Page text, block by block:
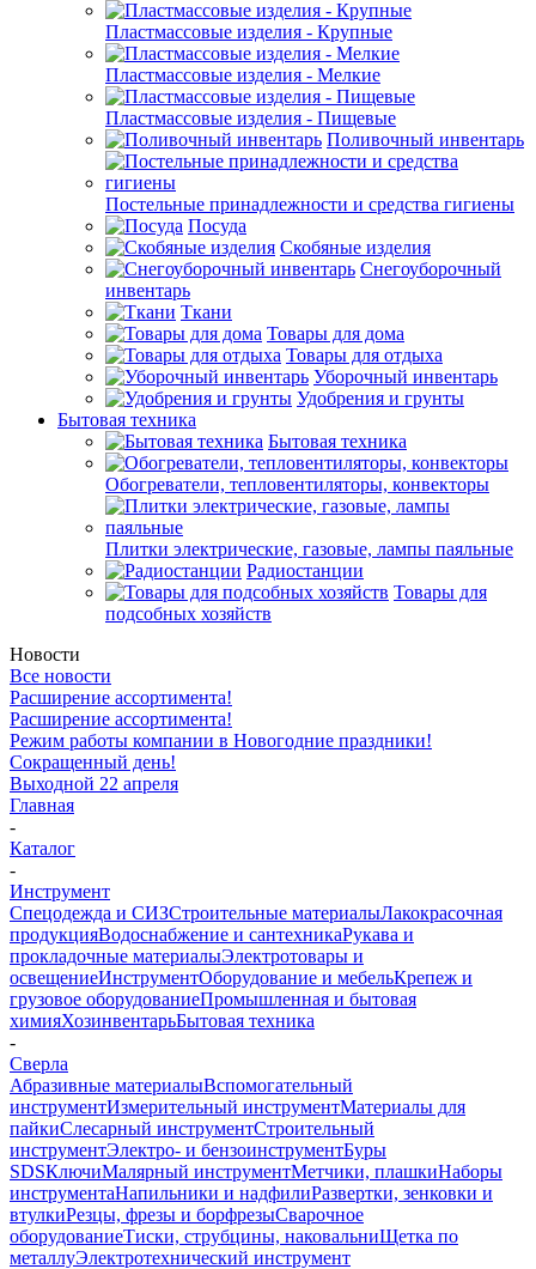
Пластмассовые изделия - Крупные
Пластмассовые изделия - Мелкие
Пластмассовые изделия - Пищевые
Поливочный инвентарь
Постельные принадлежности и средства гигиены
Посуда
Скобяные изделия
Снегоуборочный
инвентарь
Ткани
Товары для дома
Товары для отдыха
Уборочный инвентарь
Удобрения и грунты
Бытовая техника
Бытовая техника
Обогреватели, тепловентиляторы, конвекторы
Плитки электрические, газовые, лампы паяльные
Радиостанции
Товары для
подсобных хозяйств
Новости
Все новости
Расширение ассортимента!
Расширение ассортимента!
Режим работы компании в Новогодние праздники!
Сокращенный день!
Выходной 22 апреля
Главная
-
Каталог
-
Инструмент
Спецодежда и СИЗСтроительные материалыЛакокрасочная
продукцияВодоснабжение и сантехникаРукава и
прокладочные материалыЭлектротовары и
освещениеИнструментОборудование и мебельКрепеж и
грузовое оборудованиеПромышленная и бытовая
химияХозинвентарьБытовая техника
-
Сверла
Абразивные материалыВспомогательный
инструментИзмерительный инструментМатериалы для
пайкиСлесарный инструментСтроительный
инструментЭлектро- и бензоинструментБуры
SDSКлючиМалярный инструментМетчики, плашкиНаборы
инструментаНапильники и надфилиРазвертки, зенковки и
втулкиРезцы, фрезы и борфрезыСварочное
оборудованиеТиски, струбцины, наковальниЩетка по
металлуЭлектротехнический инструмент